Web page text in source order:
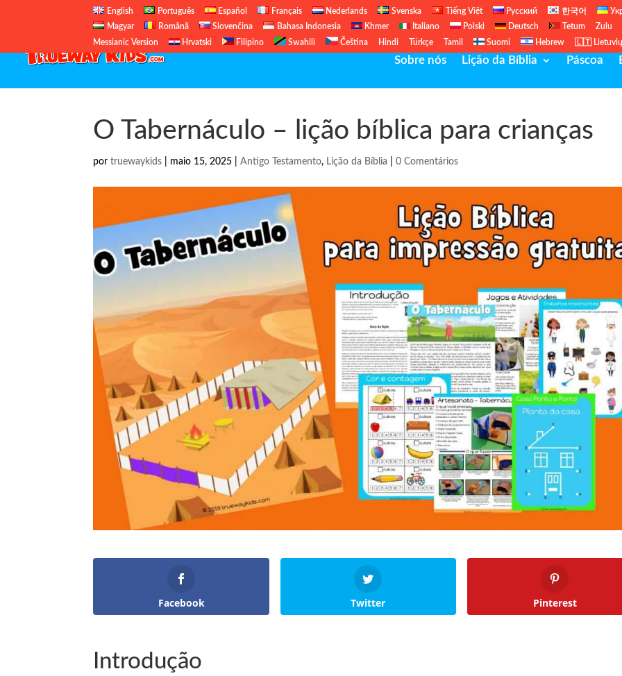
English Português Español Français Nederlands Svenska Tiếng Việt Русский 한국어
Magyar
Română Slovenčina Bahasa Indonesia Khmer Italiano Polski Deutsch Tetum
Zulu
Messianic Version
Hrvatski Filipino Swahili Čeština Hindi Türkçe Tamil Suomi Hebrew 🇱🇹
Sobre nós Lição da Bíblia Páscoa
O Tabernáculo – lição bíblica para crianças
portruewaykids maio 15, 2025 |Antigo Testamento, Lição da Bíblia |0 Comentários
Facebook Twitter Pinterest
Introdução